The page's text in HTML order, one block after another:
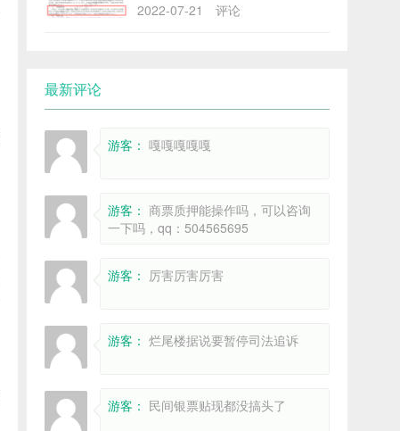
2022-07-21 评论
最新评论
游客： 嘎嘎嘎嘎嘎
游客： 商票质押能操作吗，可以咨询
一下吗，qq：504565695
游客： 厉害厉害厉害
游客： 烂尾楼据说要暂停司法追诉
游客： 民间银票贴现都没搞头了